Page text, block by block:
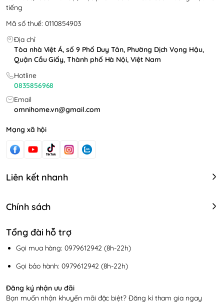
tiếng
Mã số thuế: 0110854903
Địa chỉ
Tòa nhà Việt Á, số 9 Phố Duy Tân, Phường Dịch Vọng Hậu,
Quận Cầu Giấy, Thành phố Hà Nội, Việt Nam
Hotline
0835856968
Email
omnihome.vn@gmail.com
Mạng xã hội
Liên kết nhanh
Chính sách
Tổng đài hỗ trợ
Gọi mua hàng: 0979612942 (8h-22h)
Gọi bảo hành: 0979612942 (8h-22h)
Đăng ký nhận ưu đãi
Bạn muốn nhận khuyến mãi đặc biệt? Đăng kí tham gia ngay